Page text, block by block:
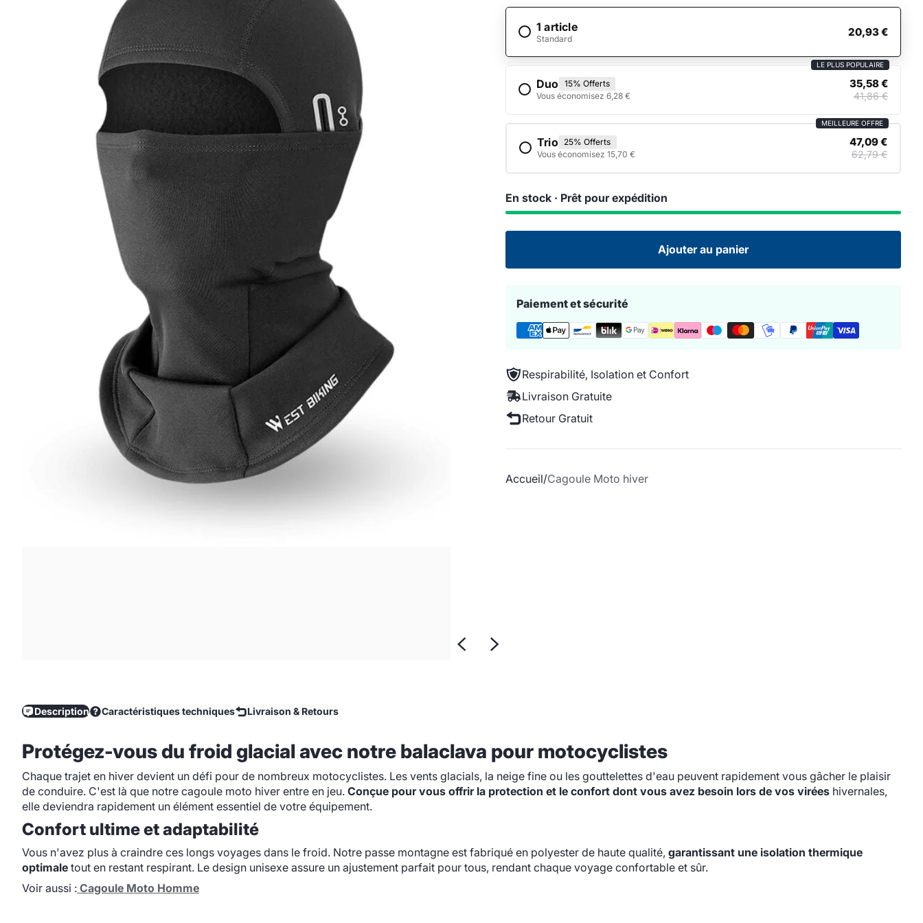
1 article
Standard
20,93 €
LE PLUS POPULAIRE
Duo 15% Offerts
Vous économisez 6,28 €
35,58 €
41,86 €
MEILLEURE OFFRE
Trio
25% Offerts
Vous économisez 15,70 €
47,09 €
62,79 €
En stock · Prêt pour expédition
Ajouter au panier
Paiement et sécurité
Respirabilité, Isolation et Confort
Livraison Gratuite
Retour Gratuit
Accueil Cagoule Moto hiver
Description Caractéristiques techniques Livraison & Retours
Protégez-vous du froid glacial avec notre balaclava pour motocyclistes
Chaque trajet en hiver devient un défi pour de nombreux motocyclistes. Les vents glacials, la neige fine ou les gouttelettes d'eau peuvent rapidement vous gâcher le plaisir
de conduire. C'est là que notre cagoule moto hiver entre en jeu. Conçue pour vous offrir la protection et le confort dont vous avez besoin lors de vos virées hivernales,
elle deviendra rapidement un élément essentiel de votre équipement.
Confort ultime et adaptabilité
Vous n'avez plus à craindre ces longs voyages dans le froid. Notre passe montagne est fabriqué en polyester de haute qualité, garantissant une isolation thermique
optimale tout en restant respirant. Le design unisexe assure un ajustement parfait pour tous, rendant chaque voyage confortable et sûr.
Voir aussi : Cagoule Moto Homme